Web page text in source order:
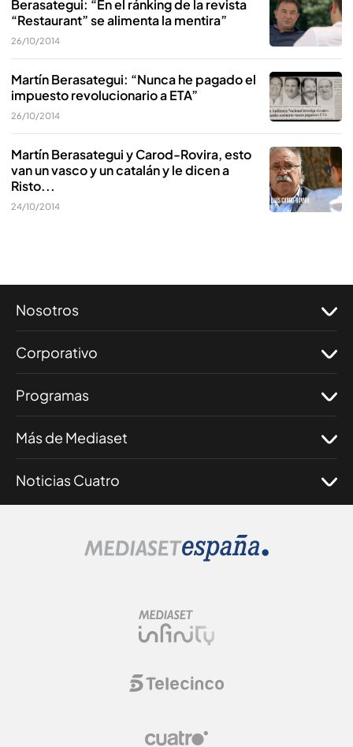
Berasategui: “En el ránking de la revista
“Restaurant” se alimenta la mentira”
26/10/2014
Martín Berasategui: “Nunca he pagado el
impuesto revolucionario a ETA”
26/10/2014
Martín Berasategui y Carod-Rovira, esto
van un vasco y un catalán y le dicen a
Risto...
24/10/2014
Nosotros
Corporativo
Programas
Más de Mediaset
Noticias Cuatro